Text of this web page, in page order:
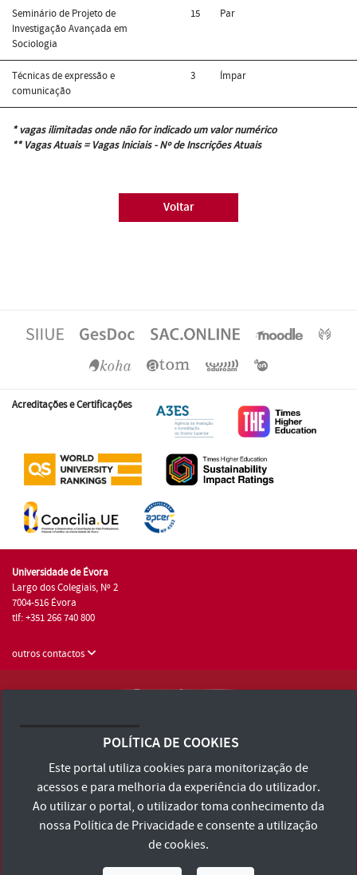
Seminário de Projeto de
Investigação Avançada em
Sociologia
15 Par
Técnicas de expressão e
comunicação
3 Ímpar
* vagas ilimitadas onde não for indicado um valor numérico
** Vagas Atuais = Vagas Iniciais - Nº de Inscrições Atuais
Voltar
Acreditações e Certificações
Universidade de Évora
Largo dos Colegiais, Nº 2
7004-516 Évora
tlf: +351 266 740 800
outros contactos
Consulte os Termos e Condições e Política de Privacidade
Declaração de Acessibilidade
POLÍTICA DE COOKIES
Este portal utiliza cookies para monitorização de
acessos e para melhoria da experiência do utilizador.
Ao utilizar o portal, o utilizador toma conhecimento da
nossa Política de Privacidadee consente a utilização
de cookies.